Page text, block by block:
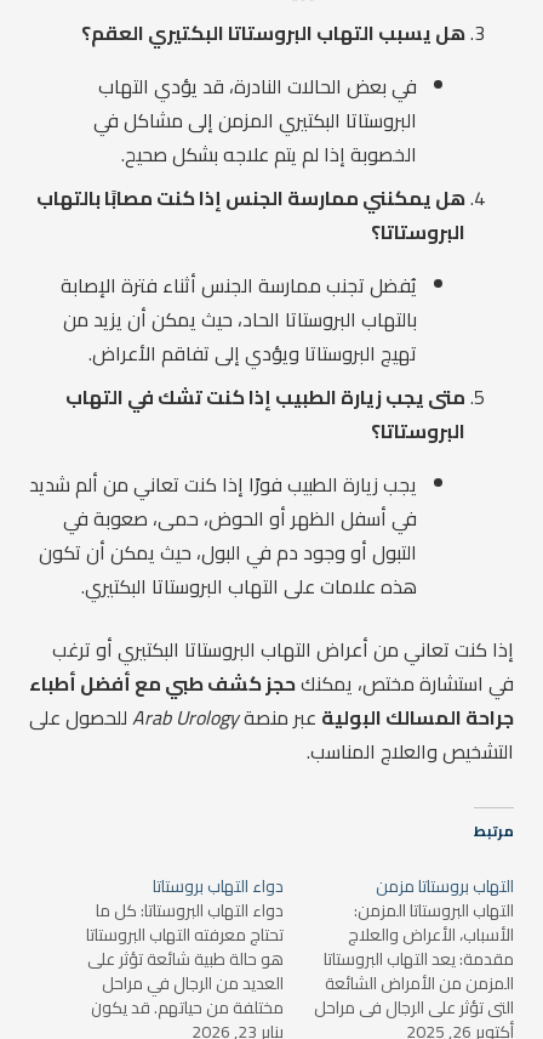
هل يسبب التهاب البروستاتا البكتيري العقم؟
في بعض الحالات النادرة، قد يؤدي التهاب
البروستاتا البكتيري المزمن إلى مشاكل في
الخصوبة إذا لم يتم علاجه بشكل صحيح.
هل يمكنني ممارسة الجنس إذا كنت مصابًا بالتهاب
البروستاتا؟
يُفضل تجنب ممارسة الجنس أثناء فترة الإصابة
بالتهاب البروستاتا الحاد، حيث يمكن أن يزيد من
تهيج البروستاتا ويؤدي إلى تفاقم الأعراض.
متى يجب زيارة الطبيب إذا كنت تشك في التهاب
البروستاتا؟
يجب زيارة الطبيب فورًا إذا كنت تعاني من ألم شديد
في أسفل الظهر أو الحوض، حمى، صعوبة في
التبول أو وجود دم في البول، حيث يمكن أن تكون
هذه علامات على التهاب البروستاتا البكتيري.
إذا كنت تعاني من أعراض التهاب البروستاتا البكتيري أو ترغب
في استشارة مختص، يمكنكحجز كشف طبي مع أفضل أطباء
جراحة المسالك البولية عبر منصةArab Urologyللحصول على
التشخيص والعلاج المناسب.
مرتبط
التهاب بروستاتا مزمن
التهاب البروستاتا المزمن:
الأسباب، الأعراض والعلاج
مقدمة: يعد التهاب البروستاتا
المزمن من الأمراض الشائعة
التي تؤثر على الرجال في مراحل
عمرية مختلفة، وهو حالة
أكتوبر 26, 2025
دواء التهاب بروستاتا
دواء التهاب البروستاتا: كل ما
تحتاج معرفته التهاب البروستاتا
هو حالة طبية شائعة تؤثر على
العديد من الرجال في مراحل
مختلفة من حياتهم. قد يكون
التهاب البروستاتا إما حادًا أو
يناير 23, 2026